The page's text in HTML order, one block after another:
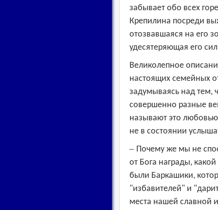
забывает обо всех
Крепилина посреди
отозвавшаяся на его
удесятеряющая его
Великолепное
настоящих семейных
задумываясь над тем,
совершенно разные
называют это
не в состоянии
– Почему же мы не
от Бога награды,
были Баркашики,
"избавителей" и
места нашей славной